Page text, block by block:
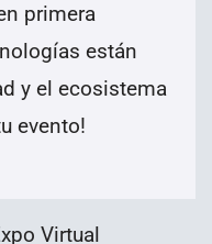
primera
están
y el ecosistema
evento!
Virtual